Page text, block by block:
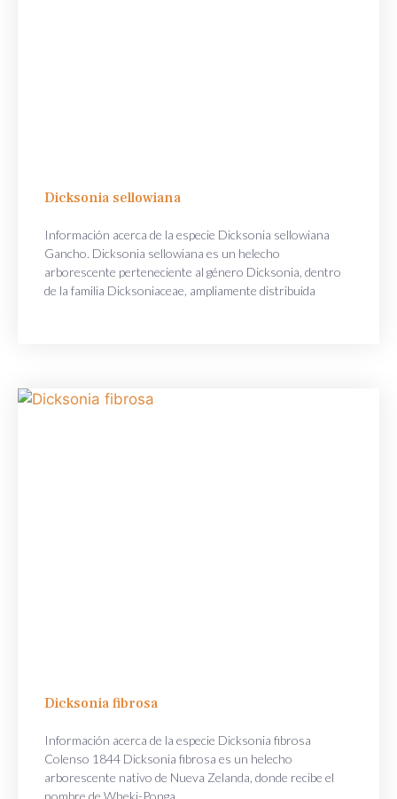
Dicksonia sellowiana
Información acerca de la especie Dicksonia sellowiana
Gancho. Dicksonia sellowiana es un helecho
arborescente perteneciente al género Dicksonia, dentro
de la familia Dicksoniaceae, ampliamente distribuida
Dicksonia fibrosa
Información acerca de la especie Dicksonia fibrosa
Colenso 1844 Dicksonia fibrosa es un helecho
arborescente nativo de Nueva Zelanda, donde recibe el
nombre de Wheki-Ponga